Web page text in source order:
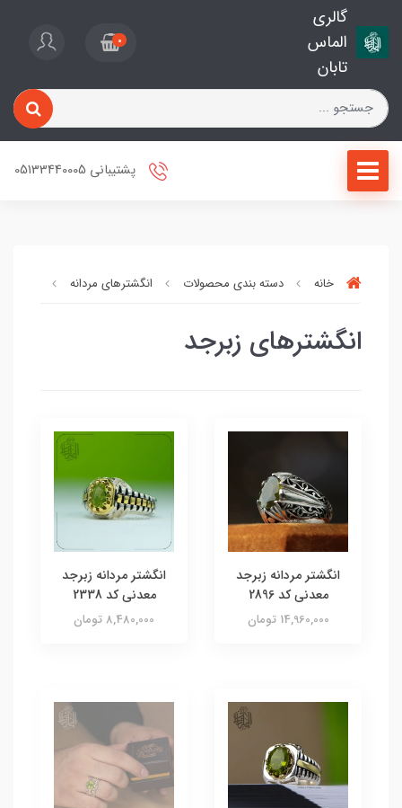
گالری
الماس
تابان
0
پشتیبانی 05133440005
خانه دسته بندی محصولات انگشترهای مردانه
انگشترهای زبرجد
انگشتر مردانه زبرجد
معدنی کد 2896
14,960,000 تومان
انگشتر مردانه زبرجد
معدنی کد 2338
8,480,000 تومان